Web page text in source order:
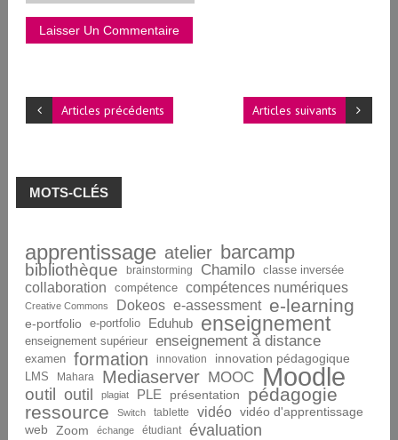
Articles suivants
Articles précédents
MOTS-CLÉS
apprentissage atelier barcamp
bibliothèque brainstorming Chamilo classe inversée
collaboration compétence compétences numériques
Creative Commons Dokeos e-assessment e-learning
e-portfolio e-portfolio Eduhub enseignement
enseignement supérieur enseignement à distance
examen formation innovation innovation pédagogique
LMS Mahara Mediaserver MOOC Moodle
outil outil plagiat PLE présentation
pédagogie
ressource
Switch tablette vidéo
vidéo d'apprentissage
web
Zoom échange étudiant évaluation